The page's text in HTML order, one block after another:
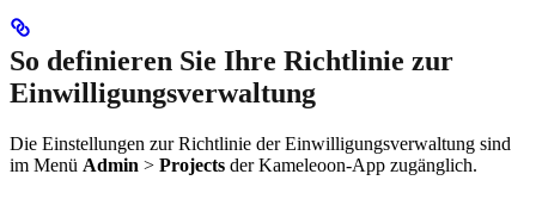
So definieren Sie Ihre Richtlinie zur
Einwilligungsverwaltung
Die Einstellungen zur Richtlinie der Einwilligungsverwaltung sind
im Menü Admin > Projects der Kameleoon-App zugänglich.